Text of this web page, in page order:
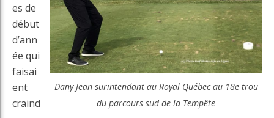
Dany Jean surintendant au Royal Québec au 18e trou
du parcours sud de la Tempête
es de
début
d’ann
ée qui
faisai
ent
craind